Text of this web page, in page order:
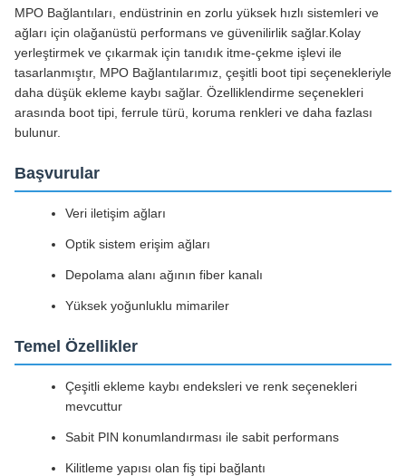
MPO Bağlantıları, endüstrinin en zorlu yüksek hızlı sistemleri ve
ağları için olağanüstü performans ve güvenilirlik sağlar.Kolay
yerleştirmek ve çıkarmak için tanıdık itme-çekme işlevi ile
tasarlanmıştır, MPO Bağlantılarımız, çeşitli boot tipi seçenekleriyle
daha düşük ekleme kaybı sağlar. Özelliklendirme seçenekleri
arasında boot tipi, ferrule türü, koruma renkleri ve daha fazlası
bulunur.
Başvurular
Veri iletişim ağları
Optik sistem erişim ağları
Depolama alanı ağının fiber kanalı
Yüksek yoğunluklu mimariler
Temel Özellikler
Çeşitli ekleme kaybı endeksleri ve renk seçenekleri
mevcuttur
Sabit PIN konumlandırması ile sabit performans
Kilitleme yapısı olan fiş tipi bağlantı